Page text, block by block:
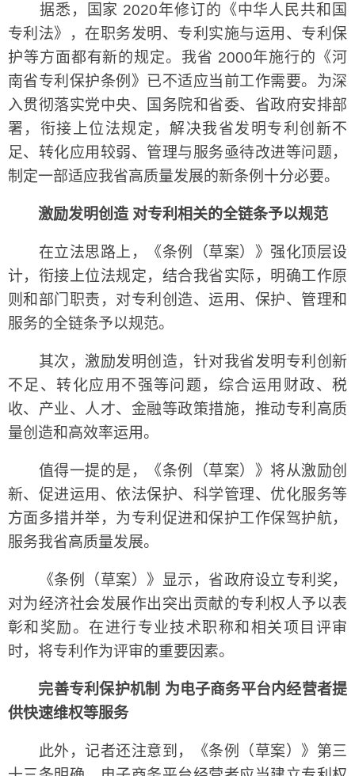
据悉，国家 2020年修订的《中华人民共和国
专利法》，在职务发明、专利实施与运用、专利保
护等方面都有新的规定。我省 2000年施行的《河
南省专利保护条例》已不适应当前工作需要。为深
入贯彻落实党中央、国务院和省委、省政府安排部
署，衔接上位法规定，解决我省发明专利创新不
足、转化应用较弱、管理与服务亟待改进等问题，
制定一部适应我省高质量发展的新条例十分必要。
激励发明创造 对专利相关的全链条予以规范
在立法思路上，《条例（草案）》强化顶层设
计，衔接上位法规定，结合我省实际，明确工作原
则和部门职责，对专利创造、运用、保护、管理和
服务的全链条予以规范。
其次，激励发明创造，针对我省发明专利创新
不足、转化应用不强等问题，综合运用财政、税
收、产业、人才、金融等政策措施，推动专利高质
量创造和高效率运用。
值得一提的是，《条例（草案）》将从激励创
新、促进运用、依法保护、科学管理、优化服务等
方面多措并举，为专利促进和保护工作保驾护航，
服务我省高质量发展。
《条例（草案）》显示，省政府设立专利奖，
对为经济社会发展作出突出贡献的专利权人予以表
彰和奖励。在进行专业技术职称和相关项目评审
时，将专利作为评审的重要因素。
完善专利保护机制 为电子商务平台内经营者提
供快速维权等服务
此外，记者还注意到，《条例（草案）》第三